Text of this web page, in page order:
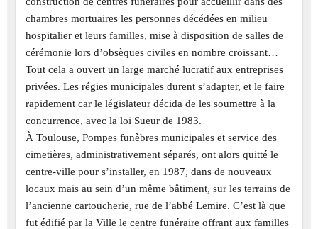
chambres mortuaires les personnes décédées en milieu
hospitalier et leurs familles, mise à disposition de salles de
cérémonie lors d’obsèques civiles en nombre croissant…
Tout cela a ouvert un large marché lucratif aux entreprises
privées. Les régies municipales durent s’adapter, et le faire
rapidement car le législateur décida de les soumettre à la
concurrence, avec la loi Sueur de 1983.
À Toulouse, Pompes funèbres municipales et service des
cimetières, administrativement séparés, ont alors quitté le
centre-ville pour s’installer, en 1987, dans de nouveaux
locaux mais au sein d’un même bâtiment, sur les terrains de
l’ancienne cartoucherie, rue de l’abbé Lemire. C’est là que
fut édifié par la Ville le centre funéraire offrant aux familles